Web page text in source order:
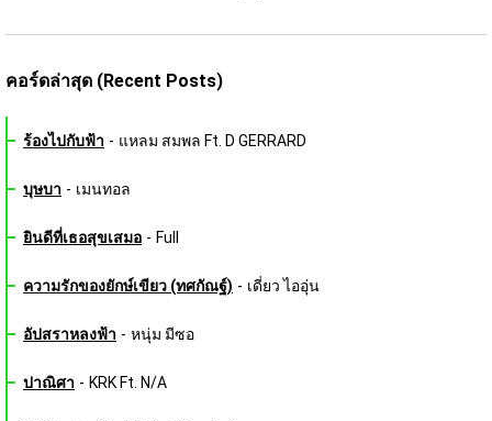
คอร์ดล่าสุด (Recent Posts)
ร้องไปกับฟ้า - แหลม สมพล Ft. D GERRARD
บุษบา - เมนทอล
ยินดีที่เธอสุขเสมอ - Full
ความรักของยักษ์เขียว (ทศกัณฐ์) - เดี่ยว ไออุ่น
อัปสราหลงฟ้า - หนุ่ม มีซอ
ปาณิศา - KRK Ft. N/A